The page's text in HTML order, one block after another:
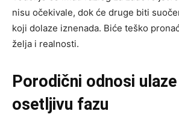
nisu očekivale, dok će druge biti
koji dolaze iznenada. Biće teško
želja i realnosti.
Porodični odnosi
osetljivu fazu